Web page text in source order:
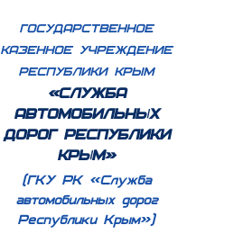
ГОСУДАРСТВЕННОЕ
КАЗЕННОЕ УЧРЕЖДЕНИЕ
РЕСПУБЛИКИ КРЫМ
«СЛУЖБА
АВТОМОБИЛЬНЫХ
ДОРОГ РЕСПУБЛИКИ
КРЫМ»
(ГКУ РК «Служба
автомобильных дорог
Республики Крым»)